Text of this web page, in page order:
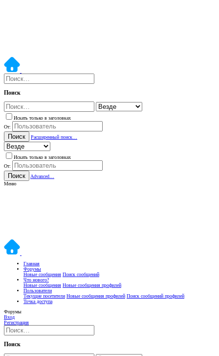
Поиск
Искать только в заголовках
От:
Поиск Расширенный поиск…
Искать только в заголовках
От:
Поиск
Advanced…
Меню
Главная
Форумы
Новые сообщения Поиск сообщений
Что нового?
Новые сообщения Новые сообщения профилей
Пользователи
Текущие посетители Новые сообщения профилей Поиск сообщений профилей
Точка доступа
Форумы
Вход
Регистрация
Поиск